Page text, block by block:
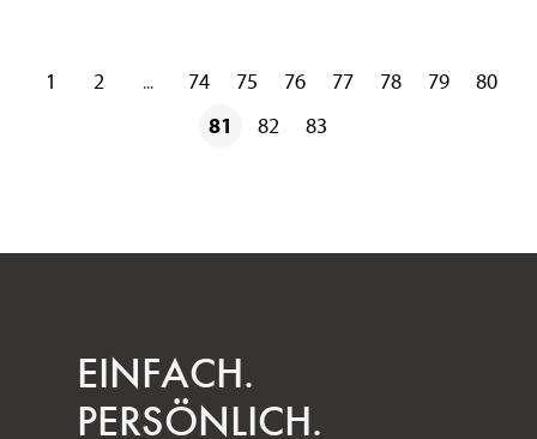
1 2 ... 74 75 76 77 78 79
80
81
82 83
EINFACH.
PERSÖNLICH.